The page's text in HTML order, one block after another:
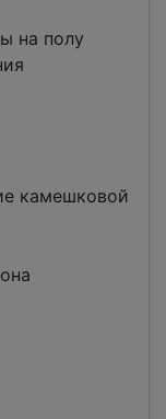
на полу
камешковой